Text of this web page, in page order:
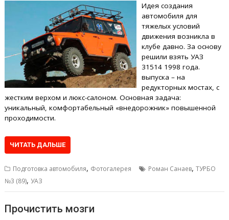
Идея создания
автомобиля для
тяжелых условий
движения возникла в
клубе давно. За основу
решили взять УАЗ
31514 1998 года.
выпуска – на
редукторных мостах, с
жестким верхом и люкс-салоном. Основная задача:
уникальный, комфортабельный «внедорожник» повышенной
проходимости.
ЧИТАТЬ ДАЛЬШЕ
Подготовка автомобиля, Фотогалерея Роман Санаев,ТУРБО
№3 (89),УАЗ
Прочистить мозги